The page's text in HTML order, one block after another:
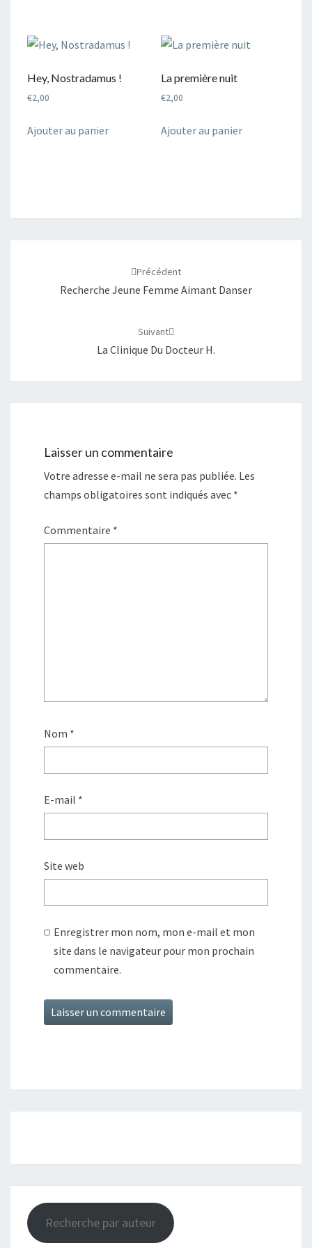
Hey, Nostradamus !
€2,00
Ajouter au panier
La première nuit
€2,00
Ajouter au panier
Précédent
Recherche Jeune Femme Aimant Danser
Suivant
La Clinique Du Docteur H.
Laisser un commentaire
Votre adresse e-mail ne sera pas publiée. Les
champs obligatoires sont indiqués avec *
Commentaire *
Nom *
E-mail *
Site web
Enregistrer mon nom, mon e-mail et mon
site dans le navigateur pour mon prochain
commentaire.
Recherche par auteur